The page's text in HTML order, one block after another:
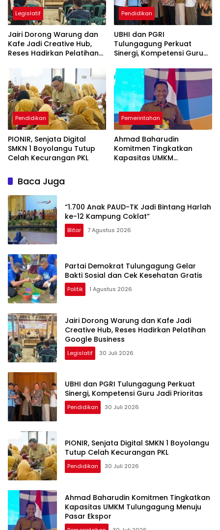
Legislatif
Jairi Dorong Warung dan
Kafe Jadi Creative Hub,
Reses Hadirkan Pelatihan
Pendidikan
UBHI dan PGRI
Tulungagung Perkuat
Sinergi, Kompetensi Guru
Pendidikan
PIONIR, Senjata Digital
SMKN 1 Boyolangu Tutup
Celah Kecurangan PKL
Pemerintahan
Ahmad Baharudin
Komitmen Tingkatkan
Kapasitas UMKM
Baca Juga
“1.700 Anak PAUD-TK Jadi Bintang Harlah
ke-12 Kampung Coklat”
Blitar 7 Agustus 2026
Partai Demokrat Tulungagung Gelar
Bakti Sosial dan Cek Kesehatan Gratis
Politik 1 Agustus 2026
Jairi Dorong Warung dan Kafe Jadi
Creative Hub, Reses Hadirkan Pelatihan
Google Business
Legislatif 30 Juli 2026
UBHI dan PGRI Tulungagung Perkuat
Sinergi, Kompetensi Guru Jadi Prioritas
Pendidikan 30 Juli 2026
PIONIR, Senjata Digital SMKN 1 Boyolangu
Tutup Celah Kecurangan PKL
Pendidikan 30 Juli 2026
Ahmad Baharudin Komitmen Tingkatkan
Kapasitas UMKM Tulungagung Menuju
Pasar Ekspor